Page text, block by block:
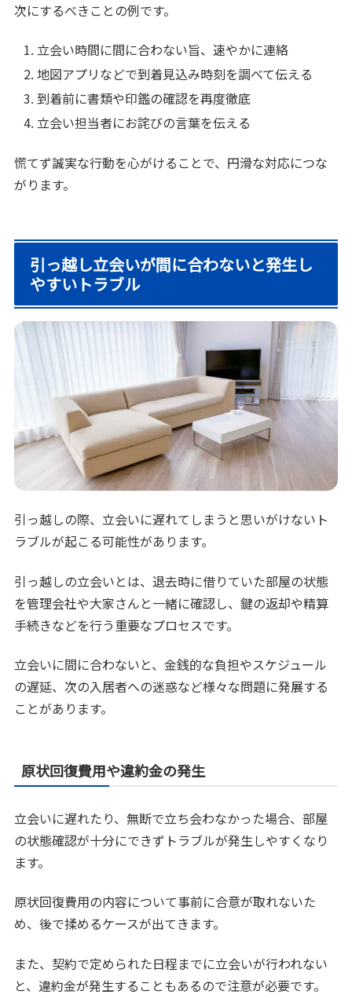
次にするべきことの例です。
立会い時間に間に合わない旨、速やかに連絡
地図アプリなどで到着見込み時刻を調べて伝える
到着前に書類や印鑑の確認を再度徹底
立会い担当者にお詫びの言葉を伝える
慌てず誠実な行動を心がけることで、円滑な対応につな
がります。
引っ越し立会いが間に合わないと発生し
やすいトラブル
引っ越しの際、立会いに遅れてしまうと思いがけないト
ラブルが起こる可能性があります。
引っ越しの立会いとは、退去時に借りていた部屋の状態
を管理会社や大家さんと一緒に確認し、鍵の返却や精算
手続きなどを行う重要なプロセスです。
立会いに間に合わないと、金銭的な負担やスケジュール
の遅延、次の入居者への迷惑など様々な問題に発展する
ことがあります。
原状回復費用や違約金の発生
立会いに遅れたり、無断で立ち会わなかった場合、部屋
の状態確認が十分にできずトラブルが発生しやすくなり
ます。
原状回復費用の内容について事前に合意が取れないた
め、後で揉めるケースが出てきます。
また、契約で定められた日程までに立会いが行われない
と、違約金が発生することもあるので注意が必要です。